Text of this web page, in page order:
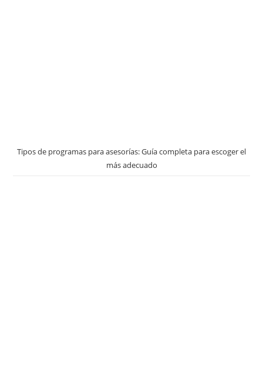
Tipos de programas para asesorías: Guía completa para escoger el
más adecuado